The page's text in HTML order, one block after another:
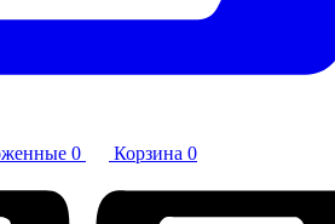
0 Корзина 0